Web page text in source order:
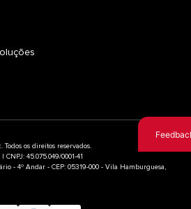
os direitos reservados.
45.075.049/0001-41
- 4º Andar - CEP: 05319-000 - Vila Hamburguesa,